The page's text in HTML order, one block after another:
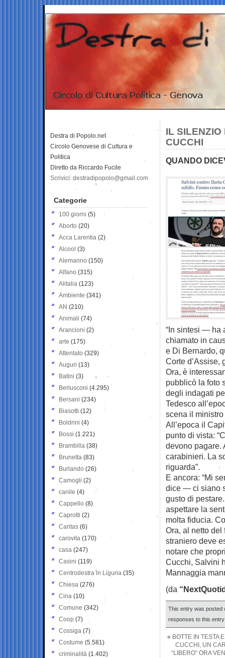
IL SILENZIO
CUCCHI
QUANDO
“In sintesi — ha
chiamato in
e Di Bernardo,
Corte d’Assise,
Ora, è
pubblicò la foto
degli indagati
Tedesco
scena il
All’epoca il
punto di vista:
devono pagare.
carabinieri. La
riguarda”.
E ancora: “Mi
dice — ci siano
gusto di
aspettare la
molta fiducia.
Ora, al netto del
straniero deve
notare che
Cucchi, Salvini
Mannaggia
(da
This entry was posted
responses to this
« BOTTE IN TESTA
CUCCHI, UN
“LIBERO” ORA
Destra di Popolo.net
Circolo Genovese di Cultura e
Politica
Diretto da Riccardo Fucile
Scrivici: destradipopolo@gmail.com
Categorie
100 giorni (5)
Aborto (20)
Acca Larentia (2)
Alcool (3)
Alemanno (150)
Alfano (315)
Alitalia (123)
Ambiente (341)
AN (210)
Animali (74)
Arancioni (2)
arte (175)
Attentato (329)
Auguri (13)
Batini (3)
Berlusconi (4.295)
Bersani (234)
Biasotti (12)
Boldrini (4)
Bossi (1.221)
Brambilla (38)
Brunetta (83)
Burlando (26)
Camogli (2)
canile (4)
Cappello (8)
Caprotti (2)
Caritas (6)
carovita (170)
casa (247)
Casini (119)
Centrodestra in Liguria (35)
Chiesa (276)
Cina (10)
Comune (342)
Coop (7)
Cossiga (7)
Costume (5.581)
criminalità (1.402)